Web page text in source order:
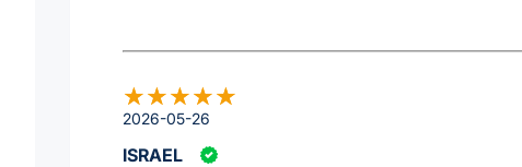
2026-05-26
ISRAEL